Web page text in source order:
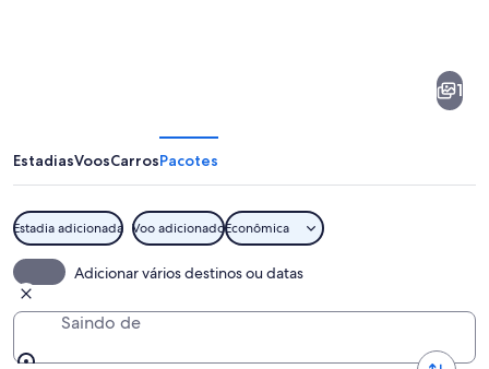
1
EstadiasVoosCarrosPacotes
Estadia adicionada Voo adicionadoEconômica
Adicionar vários destinos ou datas
Saindo de